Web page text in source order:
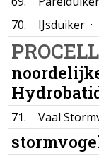
70.
IJsduiker ·
71. Vaal